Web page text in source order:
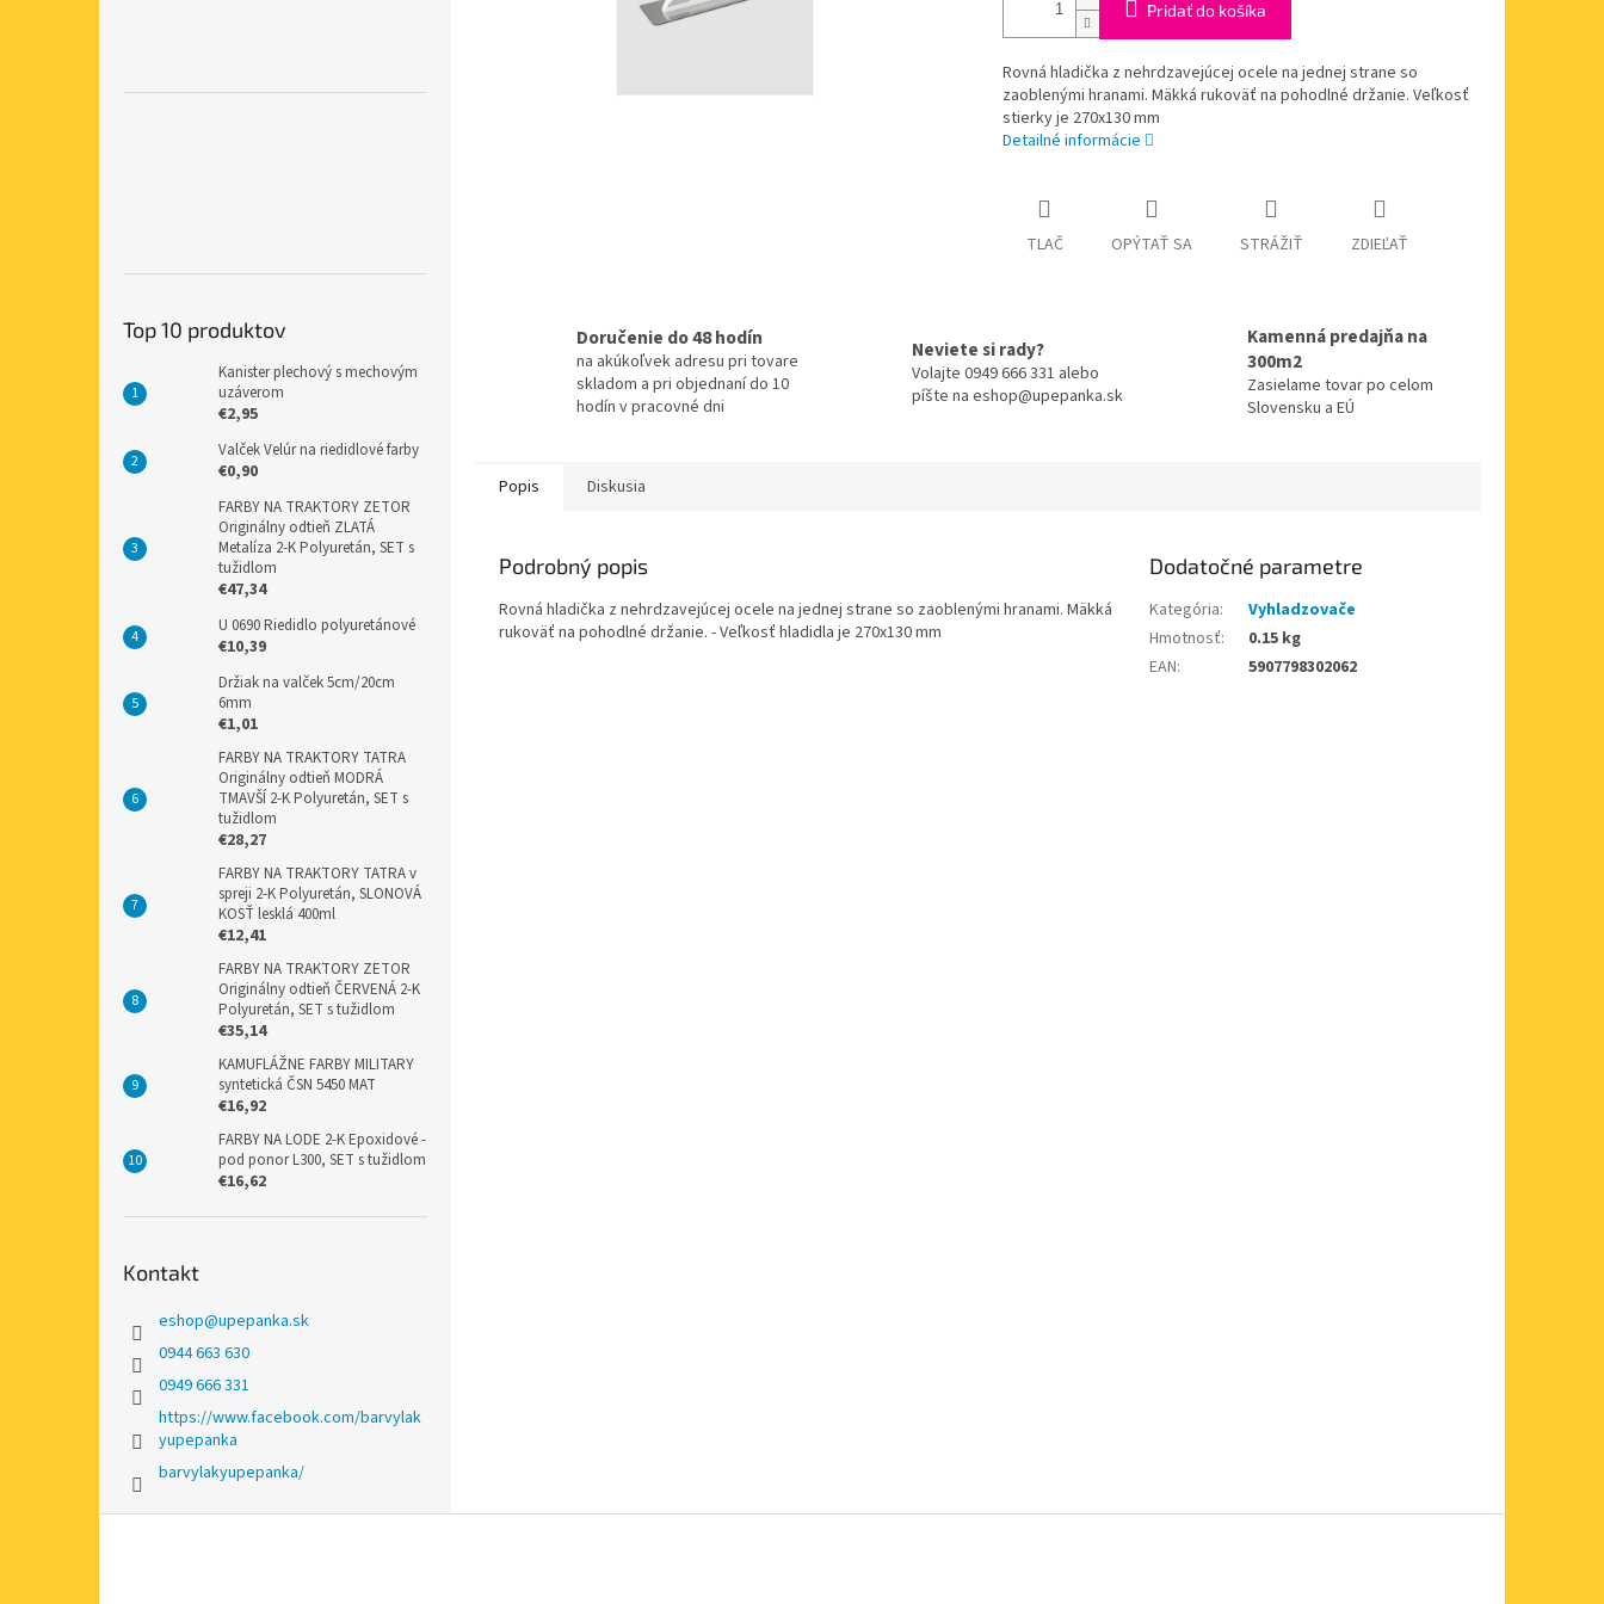
Top 10 produktov
Kanister plechový s mechovým
uzáverom
€2,95
Valček Velúr na riedidlové farby
€0,90
FARBY NA TRAKTORY ZETOR
Originálny odtieň ZLATÁ
Metalíza 2-K Polyuretán, SET s
tužidlom
€47,34
U 0690 Riedidlo polyuretánové
€10,39
Držiak na valček 5cm/20cm
6mm
€1,01
FARBY NA TRAKTORY TATRA
Originálny odtieň MODRÁ
TMAVŠÍ 2-K Polyuretán, SET s
tužidlom
€28,27
FARBY NA TRAKTORY TATRA v
spreji 2-K Polyuretán, SLONOVÁ
KOSŤ lesklá 400ml
€12,41
FARBY NA TRAKTORY ZETOR
Originálny odtieň ČERVENÁ 2-K
Polyuretán, SET s tužidlom
€35,14
KAMUFLÁŽNE FARBY MILITARY
syntetická ČSN 5450 MAT
€16,92
FARBY NA LODE 2-K Epoxidové -
pod ponor L300, SET s tužidlom
€16,62
Kontakt
eshop@upepanka.sk
0944 663 630
0949 666 331
https://www.facebook.com/barvylak
yupepanka
barvylakyupepanka/
Pridať do košíka
Rovná hladička z nehrdzavejúcej ocele na jednej strane so
zaoblenými hranami. Mäkká rukoväť na pohodlné držanie. Veľkosť
stierky je 270x130 mm
Detailné informácie
TLAČ OPÝTAŤ SA STRÁŽIŤ ZDIEĽAŤ
Doručenie do 48 hodín
na akúkoľvek adresu pri tovare
skladom a pri objednaní do 10
hodín v pracovné dni
Neviete si rady?
Volajte 0949 666 331 alebo
píšte na eshop@upepanka.sk
Kamenná predajňa na
300m2
Zasielame tovar po celom
Slovensku a EÚ
Popis Diskusia
Podrobný popis
Rovná hladička z nehrdzavejúcej ocele na jednej strane so zaoblenými hranami. Mäkká
rukoväť na pohodlné držanie. - Veľkosť hladidla je 270x130 mm
Dodatočné parametre
Kategória:
Vyhladzovače
Hmotnosť:
0.15 kg
EAN: 5907798302062